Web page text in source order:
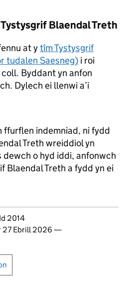
Blaendal Treth
at ytîm Tystysgrif
tudalen Saesneg) i roi
Byddant yn anfon
Dylech ei llenwi a’i
ffurflen indemniad, ni fydd
Treth wreiddiol yn
o hyd iddi, anfonwch
Blaendal Treth a fydd yn ei
2014
27 Ebrill 2026 —
hon